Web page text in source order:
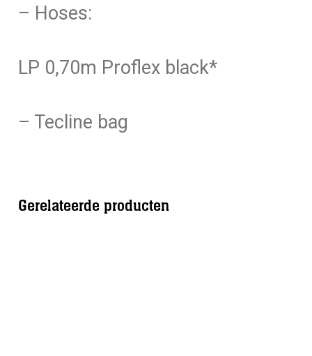
– Hoses:
LP 0,70m Proflex black*
– Tecline bag
Gerelateerde producten